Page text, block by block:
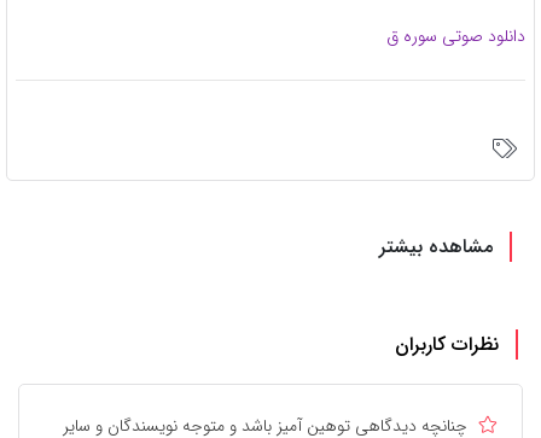
دانلود صوتی سوره ق
مشاهده بیشتر
نظرات کاربران
چنانچه دیدگاهی توهین آمیز باشد و متوجه نویسندگان و سایر